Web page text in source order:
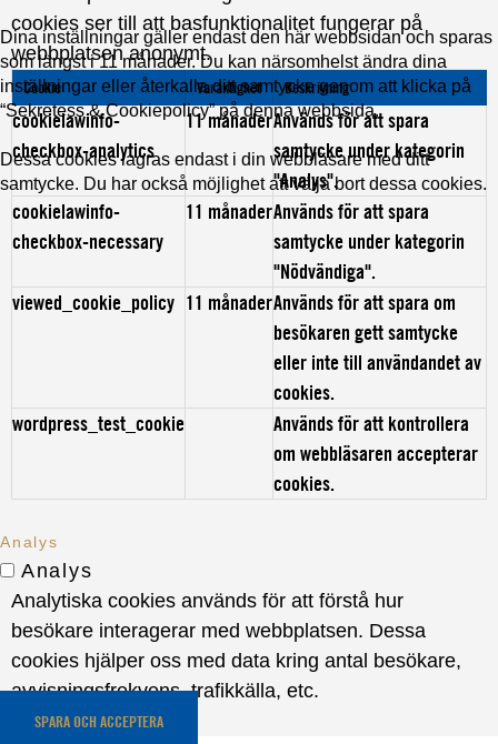
Dina inställningar gäller endast den här webbsidan och sparas
som längst i 11 månader. Du kan närsomhelst ändra dina
inställningar eller återkalla ditt samtycke genom att klicka på
“Sekretess & Cookiepolicy” på denna webbsida.
Dessa cookies lagras endast i din webbläsare med ditt
samtycke. Du har också möjlighet att välja bort dessa cookies.
cookies ser till att basfunktionalitet fungerar på
webbplatsen anonymt.
Cookie Varaktighet Beskrivning
cookielawinfo-
checkbox-analytics
11 månaderAnvänds för att spara
samtycke under kategorin
"Analys".
cookielawinfo-
checkbox-necessary
11 månaderAnvänds för att spara
samtycke under kategorin
"Nödvändiga".
viewed_cookie_policy 11 månaderAnvänds för att spara om
besökaren gett samtycke
eller inte till användandet av
cookies.
wordpress_test_cookie
Används för att kontrollera
om webbläsaren accepterar
cookies.
Analys
Analys
Analytiska cookies används för att förstå hur
besökare interagerar med webbplatsen. Dessa
cookies hjälper oss med data kring antal besökare,
avvisningsfrekvens, trafikkälla, etc.
SPARA OCH ACCEPTERA